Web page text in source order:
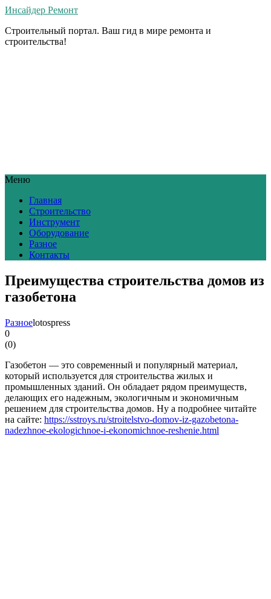
Инсайдер Ремонт
Строительный портал. Ваш гид в мире ремонта и
строительства!
Меню
Главная
Строительство
Инструмент
Оборудование
Разное
Контакты
Преимущества строительства домов из
газобетона
Разноеlotospress
0
(0)
Газобетон — это современный и популярный материал,
который используется для строительства жилых и
промышленных зданий. Он обладает рядом преимуществ,
делающих его надежным, экологичным и экономичным
решением для строительства домов. Ну а подробнее читайте
на сайте: https://sstroys.ru/stroitelstvo-domov-iz-gazobetona-
nadezhnoe-ekologichnoe-i-ekonomichnoe-reshenie.html